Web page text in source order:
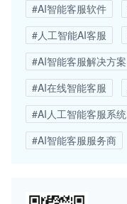
#AI智能客服软件
#人工智能AI客服
#AI智能客服解决方案
#AI在线智能客服
#AI人工智能客服系统
#AI智能客服服务商